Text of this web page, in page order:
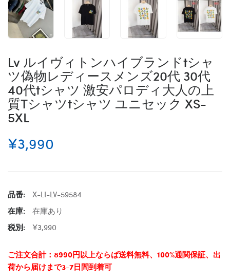
Lv ルイヴィトンハイブランドtシャ
ツ偽物レディースメンズ20代 30代
40代tシャツ 激安パロディ大人の上
質Tシャツtシャツ ユニセック XS-
5XL
¥3,990
品番:
X-LI-LV-59584
在庫:
在庫あり
税別:
¥3,990
ご注文合計：8990円以上ならば送料無料、100%通関保証、出
荷から届けまで3-7日間到着可